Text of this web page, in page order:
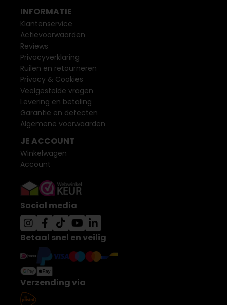
INFORMATIE
Klantenservice
Actievoorwaarden
Reviews
Privacyverklaring
Ruilen en retourneren
Privacy & Cookies
Veelgestelde vragen
Levering en betaling
Garantie en defecten
Algemene voorwaarden
JE ACCOUNT
Winkelwagen
Account
Social media
Betaal snel en veilig
Verzending via